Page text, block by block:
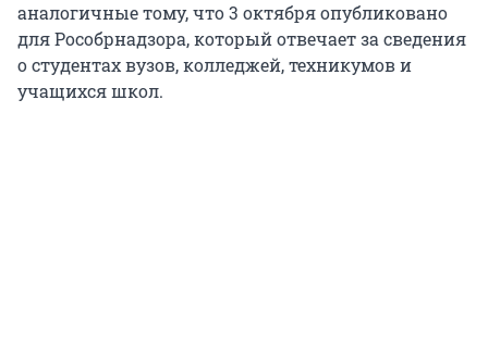
аналогичные тому, что 3 октября опубликовано
для Рособрнадзора, который отвечает за сведения
о студентах вузов, колледжей, техникумов и
учащихся школ.